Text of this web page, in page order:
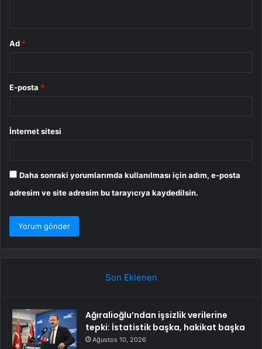
Ad *
E-posta *
İnternet sitesi
Daha sonraki yorumlarımda kullanılması için adım, e-posta
adresim ve site adresim bu tarayıcıya kaydedilsin.
Son Eklenen
Ağıralioğlu’ndan işsizlik verilerine
tepki: İstatistik başka, hakikat başka
Ağustos 10, 2026